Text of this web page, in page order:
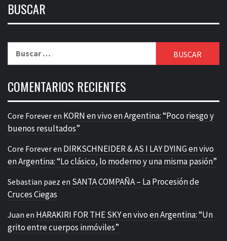
BUSCAR
COMENTARIOS RECIENTES
Core Foreveren KORN en vivo en Argentina: “Poco riesgo y
buenos resultados”
Core Foreveren DIRKSCHNEIDER & AS I LAY DYING en vivo
en Argentina: “Lo clásico, lo moderno y una misma pasión”
Sebastian paez en SANTA COMPAÑA – La Procesión de
Cruces Ciegas
Juan en HARAKIRI FOR THE SKY en vivo en Argentina: “Un
grito entre cuerpos inmóviles”